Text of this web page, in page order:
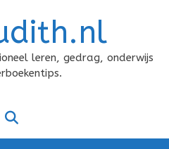
leren, gedrag, onderwijs